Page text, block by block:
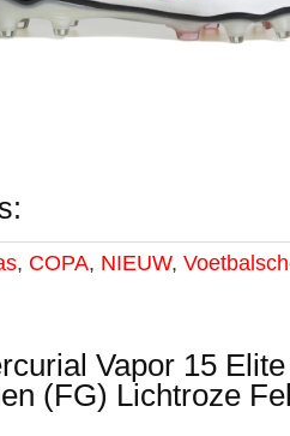
, COPA, NIEUW,
Vapor 15
(FG) Lichtroze